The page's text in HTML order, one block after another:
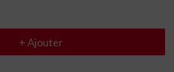
+Ajouter